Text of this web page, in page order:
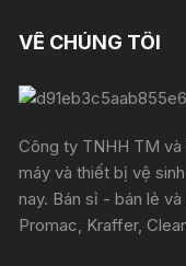
VỀ CHÚNG TÔI
Công ty TNHH TM và
máy và thiết bị vệ
nay. Bán sỉ - bán lẻ
Promac, Kraffer,